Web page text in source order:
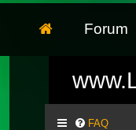
Forum
FAQ